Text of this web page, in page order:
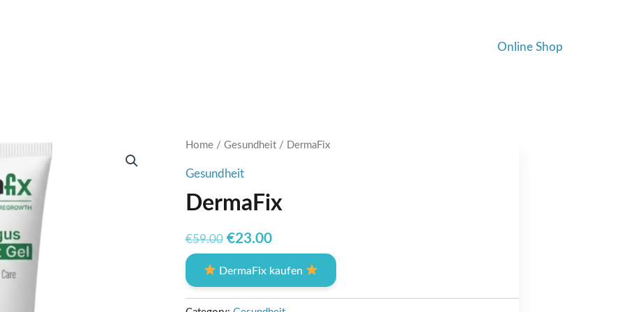
Online Shop
Home/ Gesundheit/ DermaFix
Gesundheit
DermaFix
€59.00 Original
was:
€59.00.
€23.00Current
is:
€23.00.
DermaFix kaufen